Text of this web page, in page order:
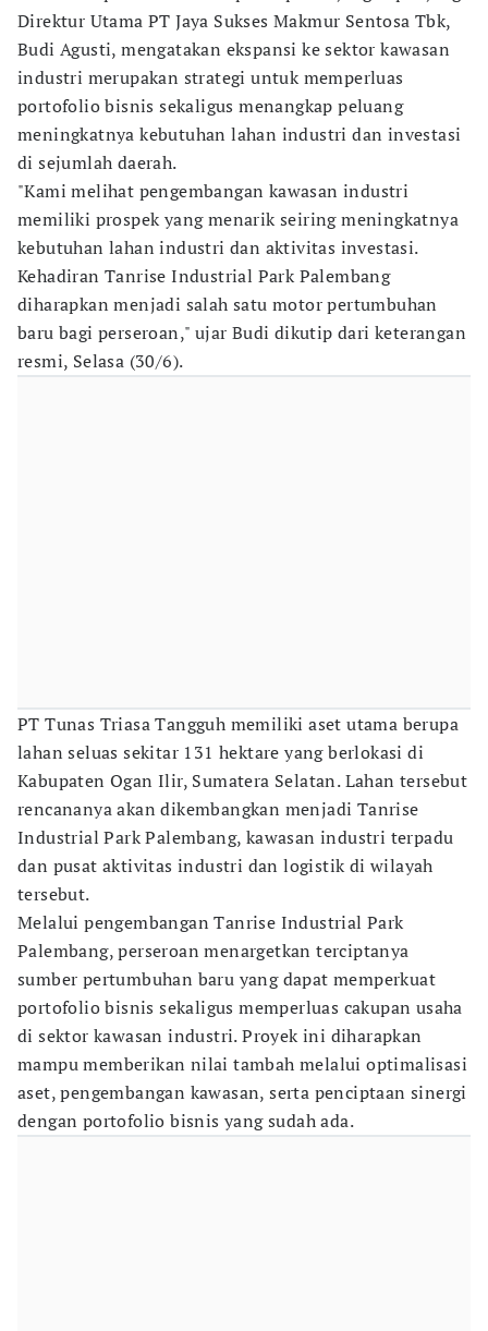
Direktur Utama PT Jaya Sukses Makmur Sentosa Tbk,
Budi Agusti, mengatakan ekspansi ke sektor kawasan
industri merupakan strategi untuk memperluas
portofolio bisnis sekaligus menangkap peluang
meningkatnya kebutuhan lahan industri dan investasi
di sejumlah daerah.
"Kami melihat pengembangan kawasan industri
memiliki prospek yang menarik seiring meningkatnya
kebutuhan lahan industri dan aktivitas investasi.
Kehadiran Tanrise Industrial Park Palembang
diharapkan menjadi salah satu motor pertumbuhan
baru bagi perseroan," ujar Budi dikutip dari keterangan
resmi, Selasa (30/6).
PT Tunas Triasa Tangguh memiliki aset utama berupa
lahan seluas sekitar 131 hektare yang berlokasi di
Kabupaten Ogan Ilir, Sumatera Selatan. Lahan tersebut
rencananya akan dikembangkan menjadi Tanrise
Industrial Park Palembang, kawasan industri terpadu
dan pusat aktivitas industri dan logistik di wilayah
tersebut.
Melalui pengembangan Tanrise Industrial Park
Palembang, perseroan menargetkan terciptanya
sumber pertumbuhan baru yang dapat memperkuat
portofolio bisnis sekaligus memperluas cakupan usaha
di sektor kawasan industri. Proyek ini diharapkan
mampu memberikan nilai tambah melalui optimalisasi
aset, pengembangan kawasan, serta penciptaan sinergi
dengan portofolio bisnis yang sudah ada.